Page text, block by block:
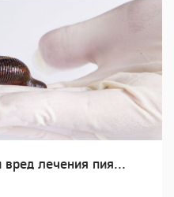
вред лечения пия...